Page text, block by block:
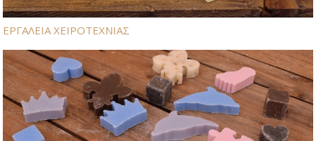
ΕΡΓΑΛΕΙΑ ΧΕΙΡΟΤΕΧΝΙΑΣ